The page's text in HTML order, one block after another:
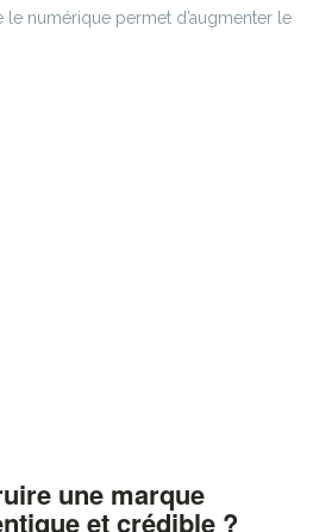
le numérique permet d’augmenter le
une marque
et crédible ?